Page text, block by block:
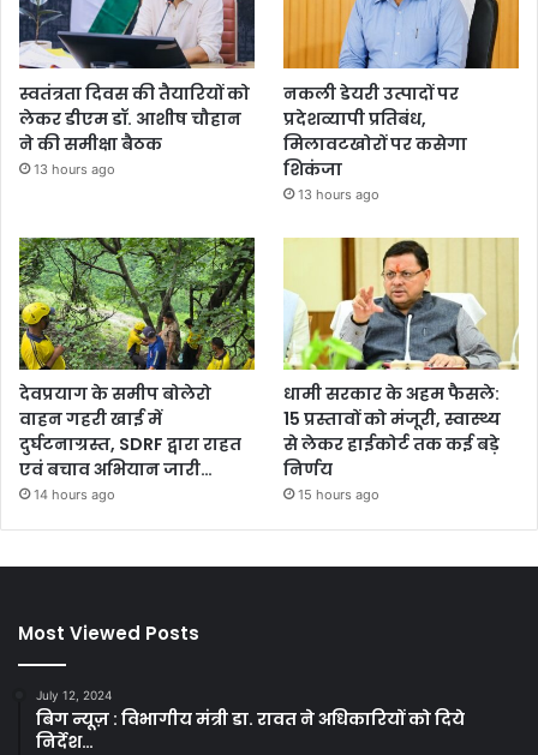
स्वतंत्रता दिवस की तैयारियों को
लेकर डीएम डॉ. आशीष चौहान
ने की समीक्षा बैठक
13 hours ago
नकली डेयरी उत्पादों पर
प्रदेशव्यापी प्रतिबंध,
मिलावटखोरों पर कसेगा
शिकंजा
13 hours ago
देवप्रयाग के समीप बोलेरो
वाहन गहरी खाई में
दुर्घटनाग्रस्त, SDRF द्वारा राहत
एवं बचाव अभियान जारी…
14 hours ago
धामी सरकार के अहम फैसले:
15 प्रस्तावों को मंजूरी, स्वास्थ्य
से लेकर हाईकोर्ट तक कई बड़े
निर्णय
15 hours ago
Most Viewed Posts
July 12, 2024
बिग न्यूज़ : विभागीय मंत्री डा. रावत ने अधिकारियों को दिये
निर्देश…